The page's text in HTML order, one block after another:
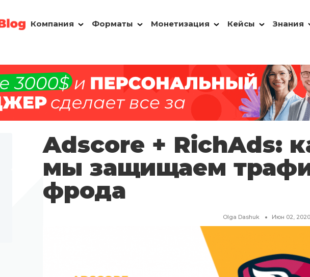
Компания Форматы Монетизация Кейсы Знания
Adscore + RichAds:
мы защищаем
фрода
Olga Dashuk Июн 02, 2020